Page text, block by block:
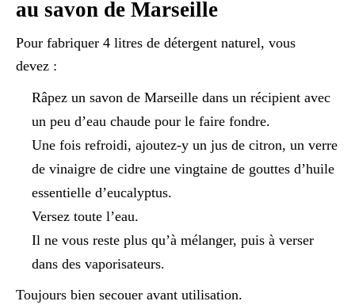
au savon de Marseille
Pour fabriquer 4 litres de détergent naturel, vous
devez :
Râpez un savon de Marseille dans un récipient avec
un peu d’eau chaude pour le faire fondre.
Une fois refroidi, ajoutez-y un jus de citron, un verre
de vinaigre de cidre une vingtaine de gouttes d’huile
essentielle d’eucalyptus.
Versez toute l’eau.
Il ne vous reste plus qu’à mélanger, puis à verser
dans des vaporisateurs.
Toujours bien secouer avant utilisation.